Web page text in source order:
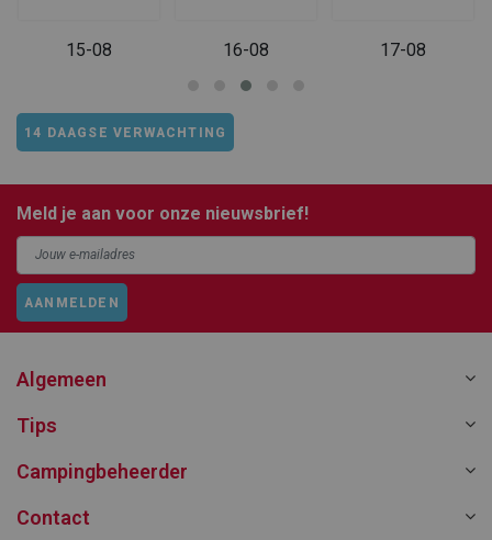
15-08 16-08 17-08
14 DAAGSE VERWACHTING
Meld je aan voor onze nieuwsbrief!
AANMELDEN
Algemeen
Tips
Campingbeheerder
Contact